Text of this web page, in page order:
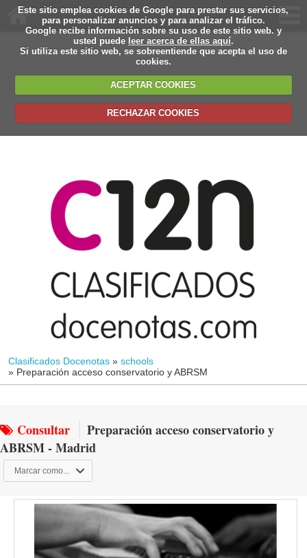
Este sitio emplea cookies de Google para prestar sus servicios,
para personalizar anuncios y para analizar el tráfico.
Google recibe información sobre su uso de este sitio web. y
usted puede leer acerca de ellas aquí.
Si utiliza este sitio web, se sobreentiende que acepta el uso de
cookies.
ACEPTAR COOKIES
RECHAZAR COOKIES
Clasificados Docenotas » schools
» Preparación acceso conservatorio y ABRSM
Consultar
Preparación acceso conservatorio y
ABRSM - Madrid
Marcar como...